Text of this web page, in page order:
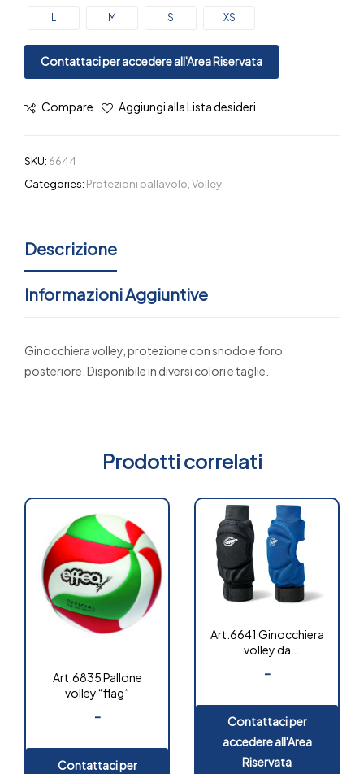
L M S XS
Contattaci per accedere all'Area Riservata
Compare Aggiungi alla Lista desideri
SKU: 6644
Categories: Protezioni pallavolo Volley
Descrizione
Informazioni Aggiuntive
Ginocchiera volley, protezione con snodo e foro
posteriore. Disponibile in diversi colori e taglie.
Prodotti correlati
Art.6835 Pallone
volley “flag”
-
Contattaci per
Art.6641 Ginocchiera
volley da
-
Contattaci per
accedere all'Area
Riservata